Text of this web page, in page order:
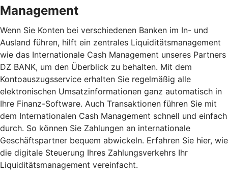
Management
Wenn Sie Konten bei verschiedenen Banken im In- und
Ausland führen, hilft ein zentrales Liquiditätsmanagement
wie das Internationale Cash Management unseres Partners
DZ BANK, um den Überblick zu behalten. Mit dem
Kontoauszugsservice erhalten Sie regelmäßig alle
elektronischen Umsatzinformationen ganz automatisch in
Ihre Finanz-Software. Auch Transaktionen führen Sie mit
dem Internationalen Cash Management schnell und einfach
durch. So können Sie Zahlungen an internationale
Geschäftspartner bequem abwickeln. Erfahren Sie hier, wie
die digitale Steuerung Ihres Zahlungsverkehrs Ihr
Liquiditätsmanagement vereinfacht.